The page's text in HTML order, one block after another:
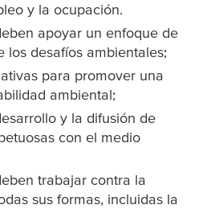
y la ocupación.
apoyar un enfoque de
los desafíos ambientales;
para promover una
ambiental;
y la difusión de
con el medio
trabajar contra la
sus formas, incluidas la